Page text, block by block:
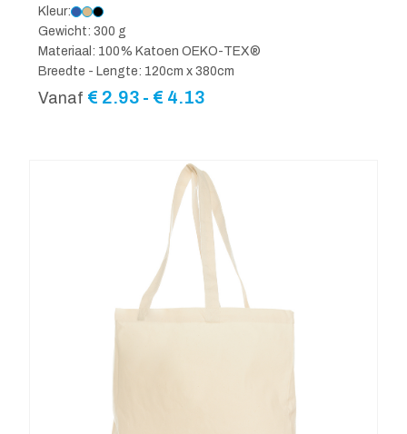
Kleur:
Gewicht: 300 g
Materiaal: 100% Katoen OEKO-TEX®
Breedte - Lengte: 120cm x 380cm
Vanaf € 2.93 - € 4.13Prijsklasse: